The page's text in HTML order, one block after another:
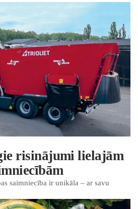
risinājumi lielajām
saimniecība ir unikāla – ar savu